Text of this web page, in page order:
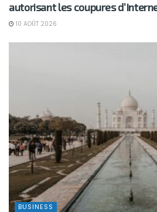
autorisant les coupures
10 AOÛT 2026
BUSINESS